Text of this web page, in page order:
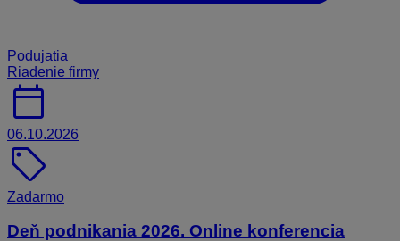
Podujatia
Riadenie firmy
calendar_today
06.10.2026
sell
Zadarmo
Deň podnikania 2026. Online konferencia